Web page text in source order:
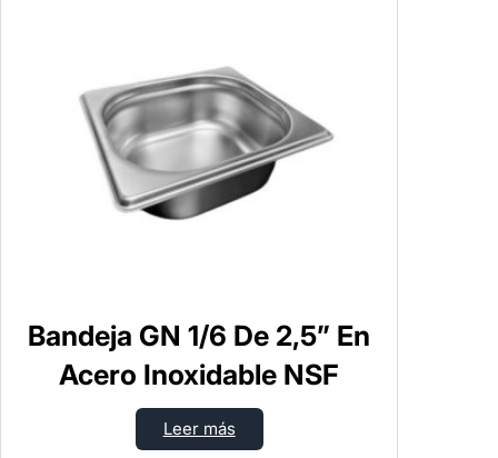
Bandeja GN 1/6 De 2,5” En
Acero Inoxidable NSF
Leer más